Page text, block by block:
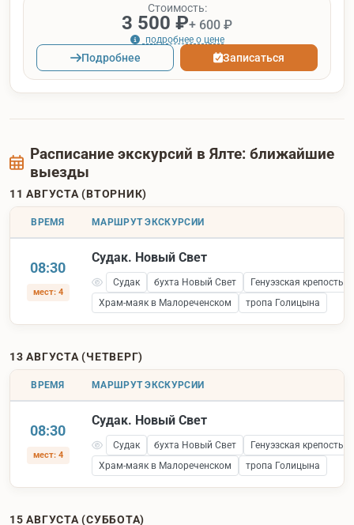
Стоимость:
3 500 ₽+ 600 ₽
подробнее о цене
Подробнее Записаться
Расписание экскурсий в Ялте: ближайшие
выезды
11 АВГУСТА (ВТОРНИК)
ВРЕМЯ МАРШРУТ ЭКСКУРСИИ
08:30
мест: 4
Судак. Новый Свет
Судак бухта Новый Свет
Генуэзская крепость
Храм-маяк в Малореченском
тропа Голицына
13 АВГУСТА (ЧЕТВЕРГ)
ВРЕМЯ МАРШРУТ ЭКСКУРСИИ
08:30
мест: 4
Судак. Новый Свет
Судак бухта Новый Свет
Генуэзская крепость
Храм-маяк в Малореченском
тропа Голицына
15 АВГУСТА (СУББОТА)